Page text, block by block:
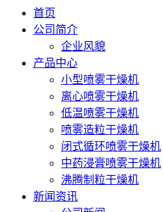
首页
公司简介
企业风貌
产品中心
小型喷雾干燥机
离心喷雾干燥机
低温喷雾干燥机
喷雾造粒干燥机
闭式循环喷雾干燥机
中药浸膏喷雾干燥机
沸腾制粒干燥机
新闻资讯